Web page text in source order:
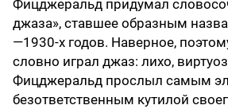
Фицджеральд придумал
джаза», ставшее образным
—1930-х годов. Наверное,
словно играл джаз: лихо,
Фицджеральд прослыл самым
безответственным кутилой